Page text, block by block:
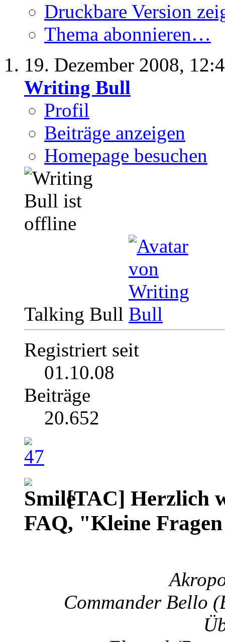
Druckbare Version
Thema abonnieren…
19. Dezember 2008,
Writing Bull
Profil
Beiträge anzeigen
Homepage besuchen
Talking Bull
Registriert seit
01.10.08
Beiträge
20.652
[TAC] Herzlich
FAQ, "Kleine
Commander Bello